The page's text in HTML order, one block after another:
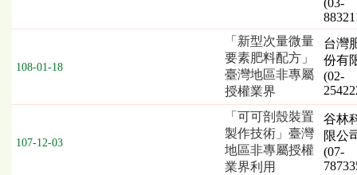
(03-
108-01-18
「新型次量微量
要素肥料配方」
臺灣地區非專屬
授權業界
台灣
份有
(02-
107-12-03
「可可剖殼裝置
製作技術」臺灣
地區非專屬授權
業界利用
谷林
限公
(07-